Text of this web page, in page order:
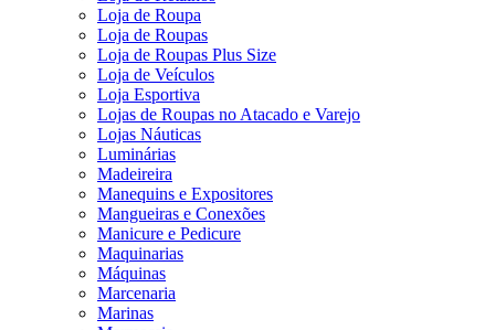
Loja de Roupa
Loja de Roupas
Loja de Roupas Plus Size
Loja de Veículos
Loja Esportiva
Lojas de Roupas no Atacado e Varejo
Lojas Náuticas
Luminárias
Madeireira
Manequins e Expositores
Mangueiras e Conexões
Manicure e Pedicure
Maquinarias
Máquinas
Marcenaria
Marinas